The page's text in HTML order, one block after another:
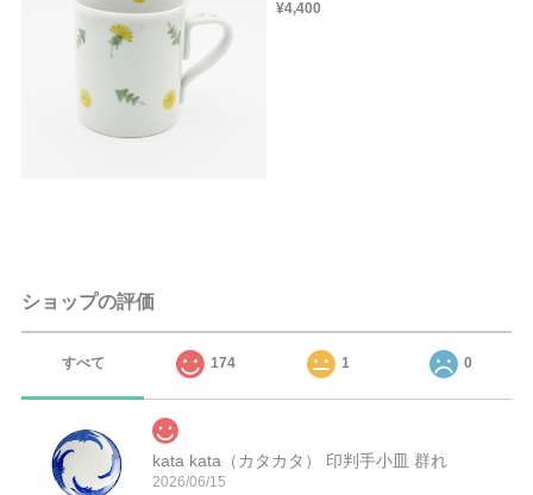
¥4,400
ショップの評価
すべて 174 1 0
kata kata（カタカタ） 印判手小皿 群れ
2026/06/15